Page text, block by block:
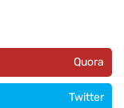
Quora
Twitter